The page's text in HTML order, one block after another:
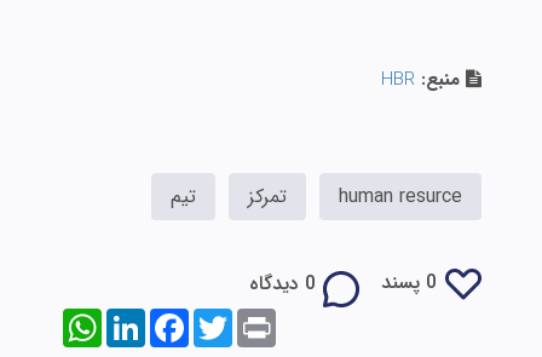
منبع: HBR
human resurce تمرکز تیم
0 پسند
0 دیدگاه
WhatsAppLinkedInFacebookTwitterPrint